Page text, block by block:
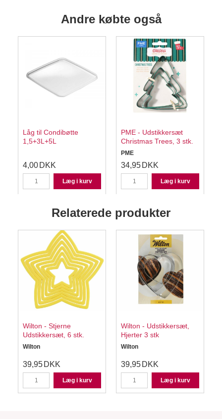
Andre købte også
Låg til Condibøtte
1,5+3L+5L
4,00 DKK
Læg i kurv
PME - Udstikkersæt
Christmas Trees, 3 stk.
PME
34,95 DKK
Læg i kurv
Relaterede produkter
Wilton - Stjerne
Udstikkersæt, 6 stk.
Wilton
39,95 DKK
Læg i kurv
Wilton - Udstikkersæt,
Hjerter 3 stk
Wilton
39,95 DKK
Læg i kurv